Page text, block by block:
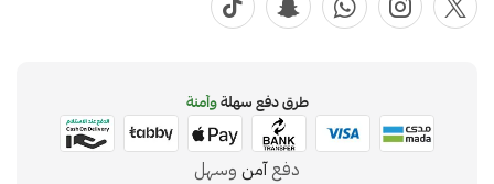
طرق دفع سهلةوآمنة
دفعآمن وسهل